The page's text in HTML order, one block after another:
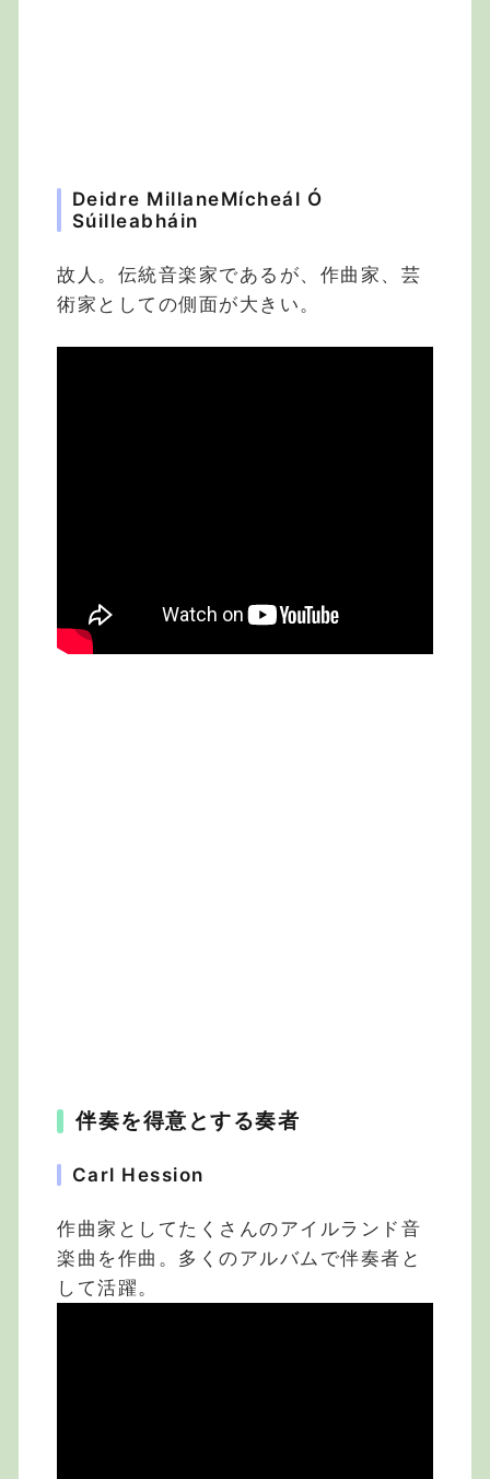
Deidre MillaneMícheál Ó
Súilleabháin
故人。伝統音楽家であるが、作曲家、芸
術家としての側面が大きい。
伴奏を得意とする奏者
Carl Hession
作曲家としてたくさんのアイルランド音
楽曲を作曲。多くのアルバムで伴奏者と
して活躍。